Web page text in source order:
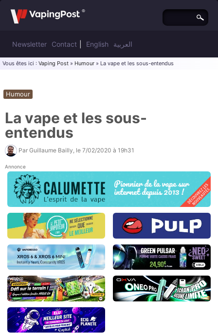
Newsletter Contact English العربية
Vous êtes ici : Vaping Post » Humour » La vape et les sous-entendus
Humour
La vape et les sous-
entendus
Par Guillaume Bailly , le 7/02/2020 à 19h31
Annonce